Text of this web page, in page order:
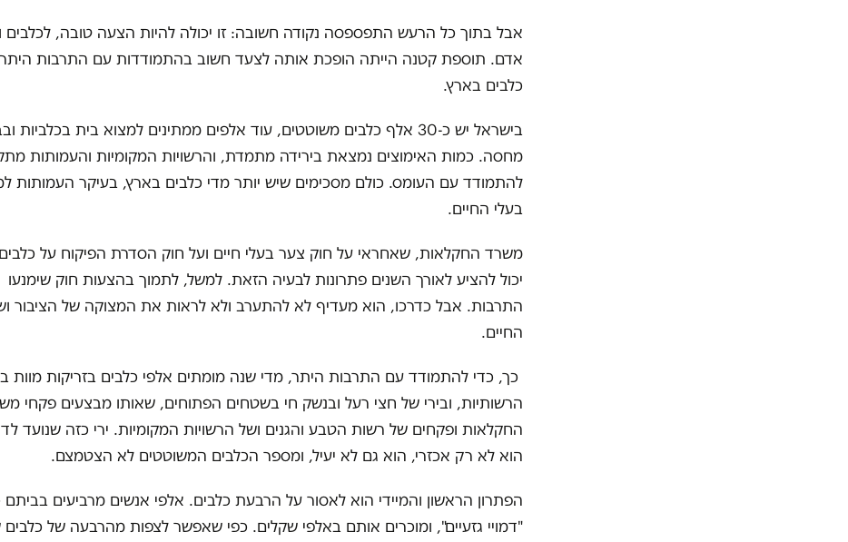
אבל בתוך כל הרעש התפספסה נקודה חשובה: זו יכולה להיות הצעה טובה, לכלבים
אדם. תוספת קטנה הייתה הופכת אותה לצעד חשוב בהתמודדות עם התרבות
כלבים בארץ.
בישראל יש כ-30 אלף כלבים משוטטים, עוד אלפים ממתינים למצוא בית בכלביות
מחסה. כמות האימוצים נמצאת בירידה מתמדת, והרשויות המקומיות והעמותות
להתמודד עם העומס. כולם מסכימים שיש יותר מדי כלבים בארץ, בעיקר העמותות
בעלי החיים.
משרד החקלאות, שאחראי על חוק צער בעלי חיים ועל חוק הסדרת הפיקוח על
יכול להציע לאורך השנים פתרונות לבעיה הזאת. למשל, לתמוך בהצעות חוק שימנעו
התרבות. אבל כדרכו, הוא מעדיף לא להתערב ולא לראות את המצוקה של הציבור
החיים.
כך, כדי להתמודד עם התרבות היתר, מדי שנה מומתים אלפי כלבים בזריקות מוות
הרשותיות, ובירי של חצי רעל ובנשק חי בשטחים הפתוחים, שאותו מבצעים פקחי
החקלאות ופקחים של רשות הטבע והגנים ושל הרשויות המקומיות. ירי כזה שנועד
הוא לא רק אכזרי, הוא גם לא יעיל, ומספר הכלבים המשוטטים לא הצטמצם.
הפתרון הראשון והמיידי הוא לאסור על הרבעת כלבים. אלפי אנשים מרביעים בביתם
"דמויי גזעיים", ומוכרים אותם באלפי שקלים. כפי שאפשר לצפות מהרבעה של כלבים